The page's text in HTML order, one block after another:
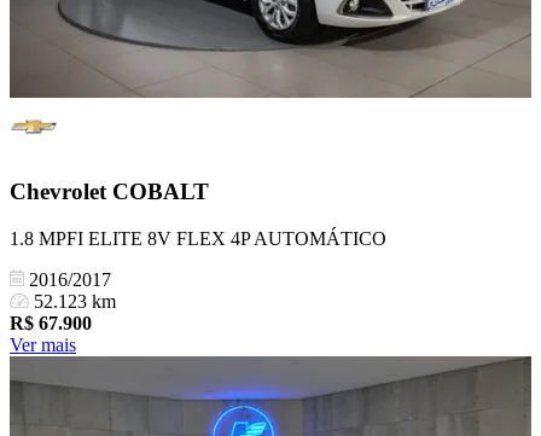
Chevrolet COBALT
1.8 MPFI ELITE 8V FLEX 4P AUTOMÁTICO
2016/2017
52.123 km
R$ 67.900
Ver mais